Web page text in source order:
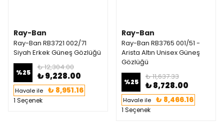
Ray-Ban
Ray-Ban RB3721 002/71
Siyah Erkek Güneş Gözlüğü
%25
₺ 12,304.00
₺ 9,228.00
Havale ile ₺ 8,951.16
1 Seçenek
Ray-Ban
Ray-Ban RB3765 001/51 -
Arista Altın Unisex Güneş
Gözlüğü
%25
₺ 11,637.33
₺ 8,728.00
Havale ile ₺ 8,466.16
1 Seçenek